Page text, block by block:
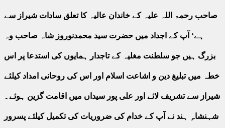
صاحب رحمۃ اللہ علیہ کے خاندان عالیہ کا تعلق سادات شیراز سے
ہے‘ آپ کے اجداد میں حضرت سید محمدنوروز شاہ صاحب وہ
بزرگ ہیں جو سلطنت مغلیہ کے تاجدار ہمایوں کی استدعا پر اس
خطہ میں تبلیغ دین و اشاعت اسلام اور اس کی روحانی امداد کیلئے
شیراز سے تشریف لائے اور علی پور سیداں میں اقامت گزین ہوئے۔
شہنشاہِ ہند نے آپ کے خدام کی ضروریات کی تکمیل کیلئے پسرور